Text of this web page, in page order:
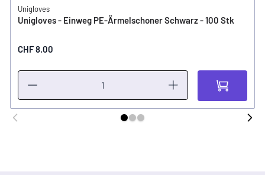
Unigloves
Unigloves - Einweg PE-Ärmelschoner Schwarz - 100 Stk
CHF 8.00